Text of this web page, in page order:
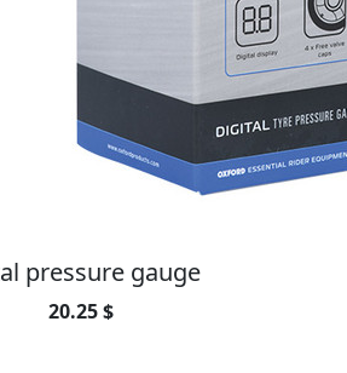
pressure gauge
20.25 $